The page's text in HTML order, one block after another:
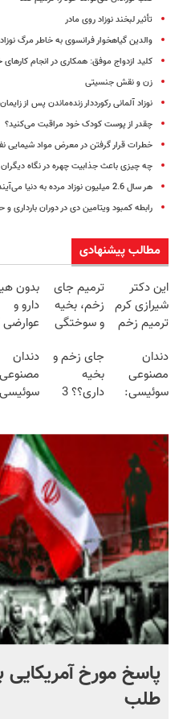
تأثیر لبخند نوزاد روی مادر
والدین گیاهخوار فرانسوی به خاطر مرگ
کلید ازدواج موفق: همکاری در انجام کارهای
زن و نقش جنسیتی
نوزاد آلمانی رکورددار زنده‌ماندن پس از
چقدر از پوست کودک خود مراقبت می‌کنید؟
خطرات قرار گرفتن در معرض مواد شیمایی
چه چیزی باعث جذابیت چهره در نگاه
هر سال 2.6 میلیون نوزاد مرده به دنیا می‌آیند
رابطه کمبود ویتامین دی در دوران بارداری
مطالب پیشنهادی
این دکتر
شیرازی کرم
ترمیم زخم
ساخت!!!
ترمیم جای
زخم، بخیه
و سوختگی
هفته!!😍
بدون
دارو و
عوارضی
درمان
دندان
مصنوعی
سوئیسی:
اروپا، سبک
و مقاوم |
پرداخت
قسطی
جای زخم و
بخیه
داری؟؟ 3
دندان
مصنوعی
طبیعی!
ویزیت
پاسخ مورخ
طلب